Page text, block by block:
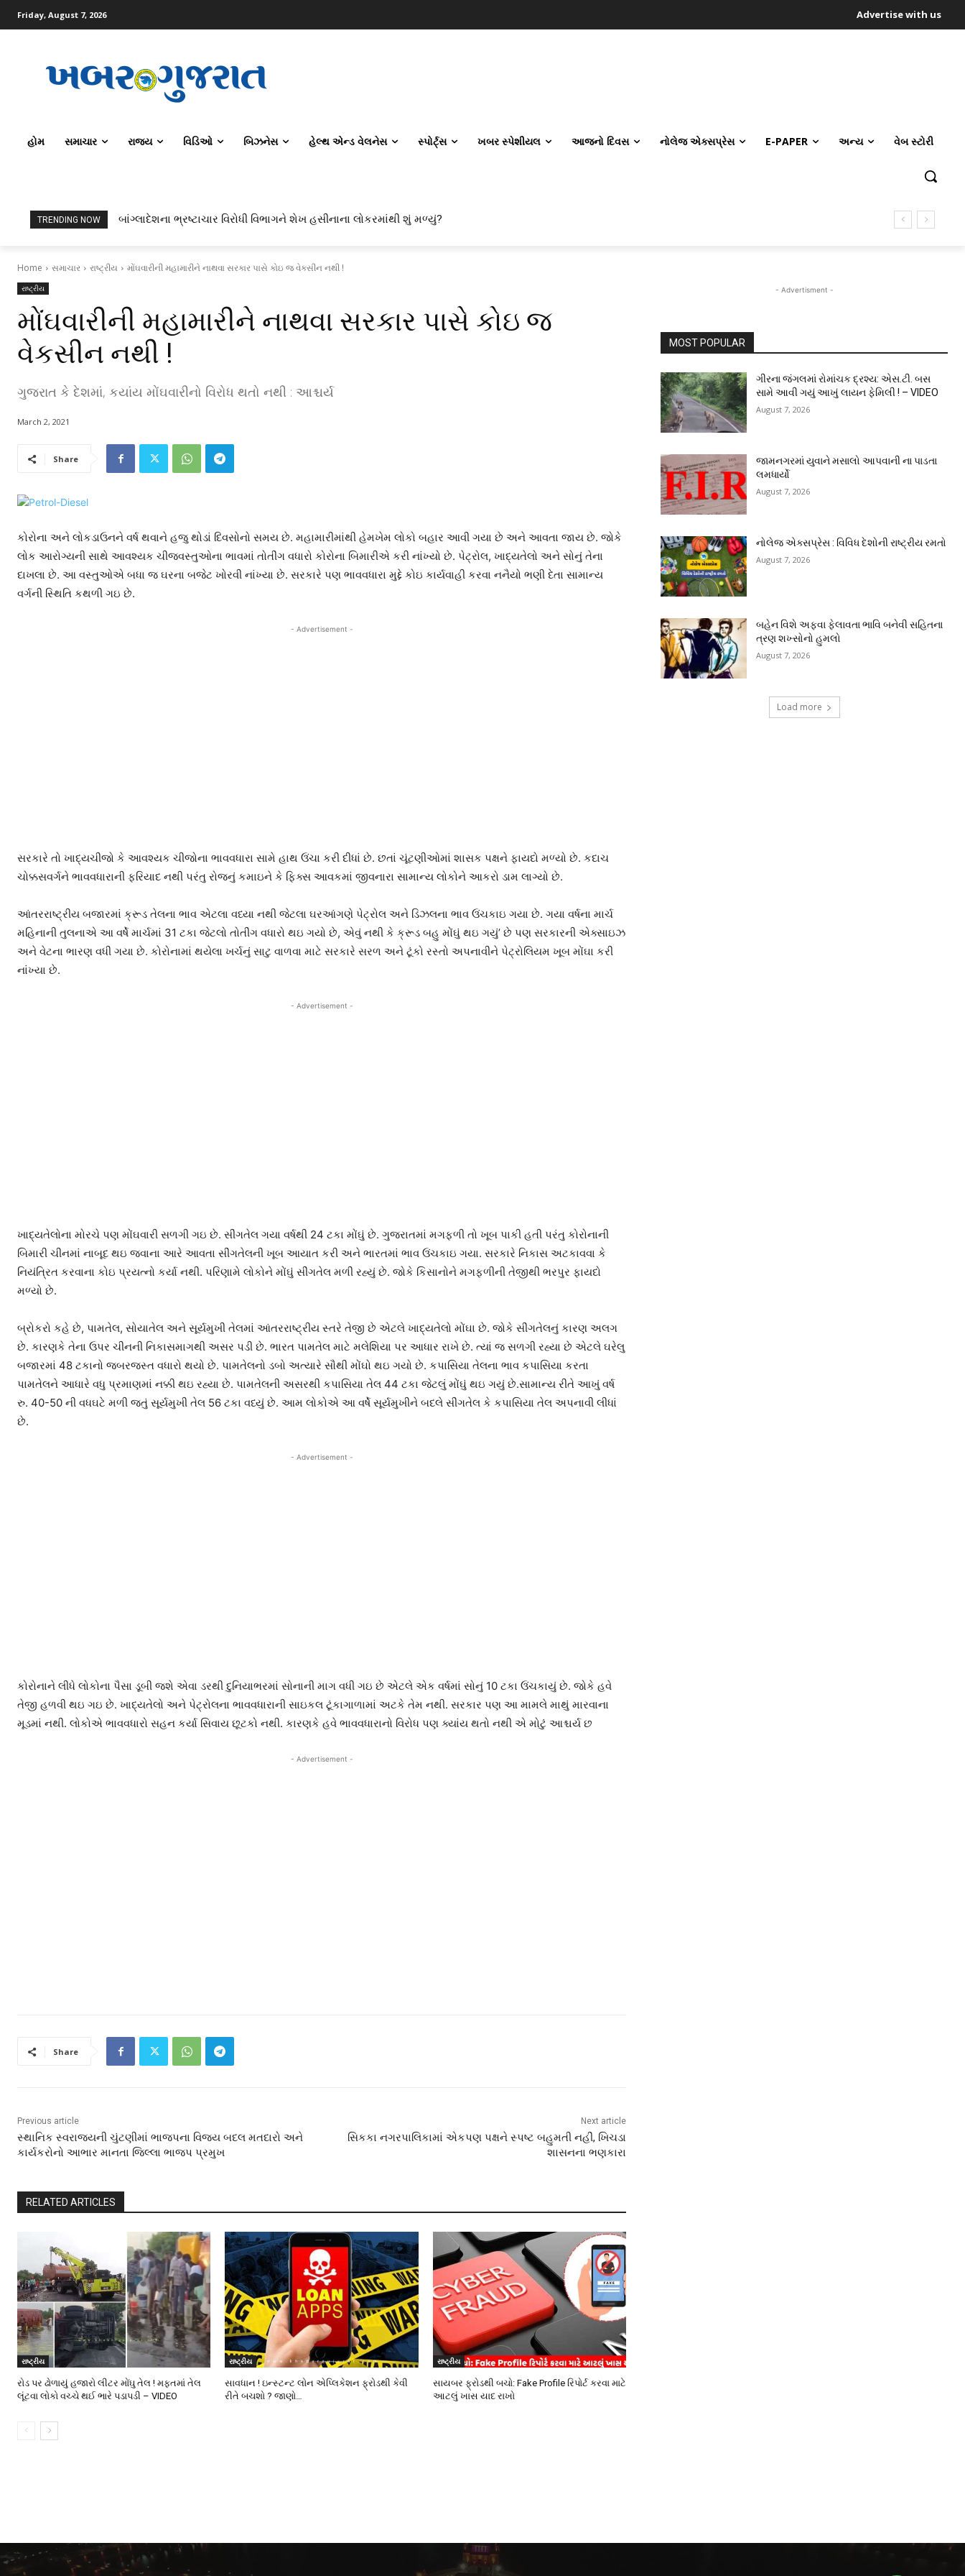
Friday, August 7, 2026 Advertise with us
હોમ સમાચાર રાજ્ય વિડિઓ બિઝનેસ હેલ્થ એન્ડ વેલનેસ સ્પોર્ટ્સ ખબર સ્પેશીયલ આજનો દિવસ નોલેજ એક્સપ્રેસ E-PAPER અન્ય વેબ સ્ટોરી
TRENDING NOW બાંગ્લાદેશના ભ્રષ્ટાચાર વિરોધી વિભાગને શેખ હસીનાના લોકરમાંથી શું મળ્યું?
Home સમાચાર રાષ્ટ્રીય મોંઘવારીની મહામારીને નાથવા સરકાર પાસે કોઇ જ વેકસીન નથી !
રાષ્ટ્રીય
મોંઘવારીની મહામારીને નાથવા સરકાર પાસે કોઇ જ
વેકસીન નથી !
ગુજરાત કે દેશમાં, કયાંય મોંઘવારીનો વિરોધ થતો નથી : આશ્ચર્ય
March 2, 2021
Share
કોરોના અને લોકડાઉનને વર્ષ થવાને હજુ થોડાં દિવસોનો સમય છે. મહામારીમાંથી હેમખેમ લોકો બહાર આવી ગયા છે અને આવતા જાય છે. જોકે
લોક આરોગ્યની સાથે આવશ્યક ચીજવસ્તુઓના ભાવમાં તોતીંગ વધારો કોરોના બિમારીએ કરી નાંખ્યો છે. પેટ્રોલ, ખાદ્યતેલો અને સોનું તેના
દાખલા છે. આ વસ્તુઓએ બધા જ ઘરના બજેટ ખોરવી નાંખ્યા છે. સરકારે પણ ભાવવધારા મુદ્દે કોઇ કાર્યવાહી કરવા નનૈયો ભણી દેતા સામાન્ય
વર્ગની સ્થિતિ કથળી ગઇ છે.
- Advertisement -
સરકારે તો ખાદ્યચીજો કે આવશ્યક ચીજોના ભાવવધારા સામે હાથ ઉંચા કરી દીધાં છે. છતાં ચૂંટણીઓમાં શાસક પક્ષને ફાયદો મળ્યો છે. કદાચ
ચોક્કસવર્ગને ભાવવધારાની ફરિયાદ નથી પરંતુ રોજનું કમાઇને કે ફિક્સ આવકમાં જીવનારા સામાન્ય લોકોને આકરો ડામ લાગ્યો છે.
આંતરરાષ્ટ્રીય બજારમાં ક્રૂડ તેલના ભાવ એટલા વધ્યા નથી જેટલા ઘરઆંગણે પેટ્રોલ અને ડિઝલના ભાવ ઉંચકાઇ ગયા છે. ગયા વર્ષના માર્ચ
મહિનાની તુલનાએ આ વર્ષે માર્ચમાં 31 ટકા જેટલો તોતીંગ વધારો થઇ ગયો છે, એવું નથી કે ક્રૂડ બહુ મોંઘું થઇ ગયું’ છે પણ સરકારની એક્સાઇઝ
અને વેટના ભારણ વધી ગયા છે. કોરોનામાં થયેલા ખર્ચનું સાટુ વાળવા માટે સરકારે સરળ અને ટૂંકો રસ્તો અપનાવીને પેટ્રોલિયમ ખૂબ મોંઘા કરી
નાંખ્યા છે.
- Advertisement -
ખાદ્યતેલોના મોરચે પણ મોંઘવારી સળગી ગઇ છે. સીંગતેલ ગયા વર્ષથી 24 ટકા મોંઘું છે. ગુજરાતમાં મગફળી તો ખૂબ પાકી હતી પરંતુ કોરોનાની
બિમારી ચીનમાં નાબૂદ થઇ જવાના આરે આવતા સીંગતેલની ખૂબ આયાત કરી અને ભારતમાં ભાવ ઉંચકાઇ ગયા. સરકારે નિકાસ અટકાવવા કે
નિયંત્રિત કરવાના કોઇ પ્રયત્નો કર્યા નથી. પરિણામે લોકોને મોંઘું સીંગતેલ મળી રહ્યું છે. જોકે કિસાનોને મગફળીની તેજીથી ભરપુર ફાયદો
મળ્યો છે.
બ્રોકરો કહે છે, પામતેલ, સોયાતેલ અને સૂર્યમુખી તેલમાં આંતરરાષ્ટ્રીય સ્તરે તેજી છે એટલે ખાદ્યતેલો મોંઘા છે. જોકે સીંગતેલનું કારણ અલગ
છે. કારણકે તેના ઉપર ચીનની નિકાસમાગથી અસર પડી છે. ભારત પામતેલ માટે મલેશિયા પર આધાર રાખે છે. ત્યાં જ સળગી રહ્યા છે એટલે ઘરેલુ
બજારમાં 48 ટકાનો જબરજસ્ત વધારો થયો છે. પામતેલનો ડબો અત્યારે સૌથી મોંઘો થઇ ગયો છે. કપાસિયા તેલના ભાવ કપાસિયા કરતા
પામતેલને આધારે વધુ પ્રમાણમાં નક્કી થઇ રહ્યા છે. પામતેલની અસરથી કપાસિયા તેલ 44 ટકા જેટલું મોંઘું થઇ ગયું છે.સામાન્ય રીતે આખું વર્ષ
રુ. 40-50 ની વધઘટે મળી જતું સૂર્યમુખી તેલ 56 ટકા વધ્યું છે. આમ લોકોએ આ વર્ષે સૂર્યમુખીને બદલે સીંગતેલ કે કપાસિયા તેલ અપનાવી લીધાં
છે.
- Advertisement -
કોરોનાને લીધે લોકોના પૈસા ડૂબી જશે એવા ડરથી દુનિયાભરમાં સોનાની માગ વધી ગઇ છે એટલે એક વર્ષમાં સોનું 10 ટકા ઉંચકાયું છે. જોકે હવે
તેજી હળવી થઇ ગઇ છે. ખાદ્યતેલો અને પેટ્રોલના ભાવવધારાની સાઇકલ ટૂંકાગાળામાં અટકે તેમ નથી. સરકાર પણ આ મામલે માથું મારવાના
મૂડમાં નથી. લોકોએ ભાવવધારો સહન કર્યા સિવાય છૂટકો નથી. કારણકે હવે ભાવવધારાનો વિરોધ પણ ક્યાંય થતો નથી એ મોટું આશ્ચર્ય છ
- Advertisement -
Share
Previous article
સ્થાનિક સ્વરાજ્યની ચુંટણીમાં ભાજપના વિજય બદલ મતદારો અને
કાર્યકરોનો આભાર માનતા જિલ્લા ભાજપ પ્રમુખ
Next article
સિકકા નગરપાલિકામાં એકપણ પક્ષને સ્પષ્ટ બહુમતી નહીં, ખિચડા
શાસનના ભણકારા
RELATED ARTICLES
રાષ્ટ્રીય
રોડ પર ઢોળાયું હજારો લીટર મોંઘુ તેલ ! મફતમાં તેલ
લૂંટવા લોકો વચ્ચે થઈ ભારે પડાપડી – VIDEO
રાષ્ટ્રીય
સાવધાન ! ઇન્સ્ટન્ટ લોન એપ્લિકેશન ફ્રોડથી કેવી
રીતે બચશો ? જાણો…
રાષ્ટ્રીય
સાયબર ફ્રોડથી બચો: Fake Profile રિપોર્ટ કરવા માટે
આટલું ખાસ યાદ રાખો
- Advertisment -
MOST POPULAR
ગીરના જંગલમાં રોમાંચક દ્રશ્ય: એસ.ટી. બસ
સામે આવી ગયું આખું લાયન ફેમિલી ! – VIDEO
August 7, 2026
જામનગરમાં યુવાને મસાલો આપવાની ના પાડતા
લમધાર્યો
August 7, 2026
નોલેજ એક્સપ્રેસ : વિવિધ દેશોની રાષ્ટ્રીય રમતો
August 7, 2026
બહેન વિશે અફવા ફેલાવતા ભાવિ બનેવી સહિતના
ત્રણ શખ્સોનો હુમલો
August 7, 2026
Load more